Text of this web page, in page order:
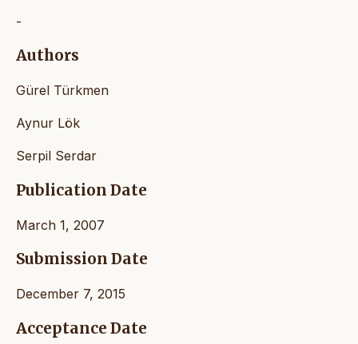
-
Authors
Gürel Türkmen
Aynur Lök
Serpil Serdar
Publication Date
March 1, 2007
Submission Date
December 7, 2015
Acceptance Date